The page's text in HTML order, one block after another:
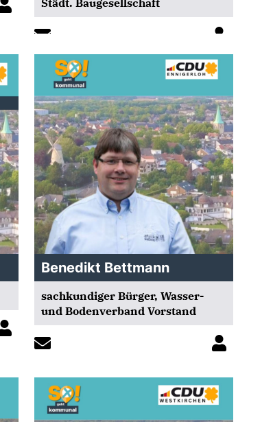
Benedikt Bettmann
sachkundiger Bürger, Wasser-
und Bodenverband Vorstand